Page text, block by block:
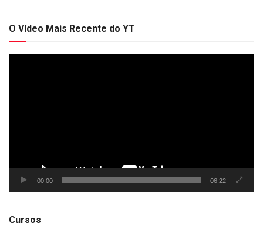
O Vídeo Mais Recente do YT
00:00 06:22
Cursos